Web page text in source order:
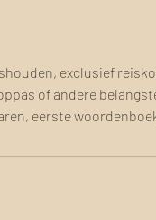
exclusief
of andere